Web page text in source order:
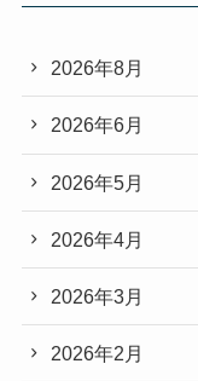
2026年8月
2026年6月
2026年5月
2026年4月
2026年3月
2026年2月